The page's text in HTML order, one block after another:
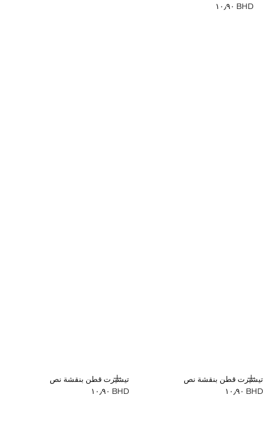
السعر الحالي [BHD ١٠٫٩٠ ]
BHD ١٠٫٩٠
تيشيرت قطن بنقشة نص
إضافة
السعر الحالي [BHD ١٠٫٩٠ ]
BHD ١٠٫٩٠
تيشيرت قطن بنقشة نص
إضافة
السعر الحالي [BHD ١٠٫٩٠ ]
BHD ١٠٫٩٠